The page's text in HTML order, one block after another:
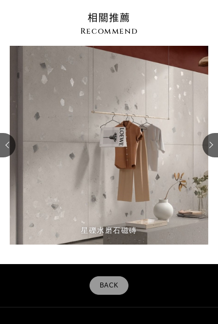
相關推薦
Recommend
寂石清水泥磁磚
寂石清水泥磁磚
星礫水磨石磁磚
星礫水磨石磁磚
星礫水磨石磁磚
微石清水泥磁磚
寂石清水泥磁磚
寂石清水泥磁磚
BACK